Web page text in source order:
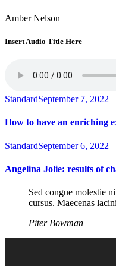
Amber Nelson
Insert Audio Title Here
StandardSeptember 7, 2022
How to have an enriching
StandardSeptember 6, 2022
Angelina Jolie: results of
Sed congue molestie
cursus. Maecenas
Piter Bowman